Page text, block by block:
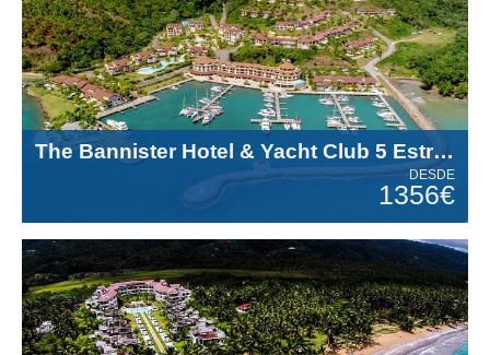
The Bannister Hotel & Yacht Club 5 Estrellas
DESDE
1356€